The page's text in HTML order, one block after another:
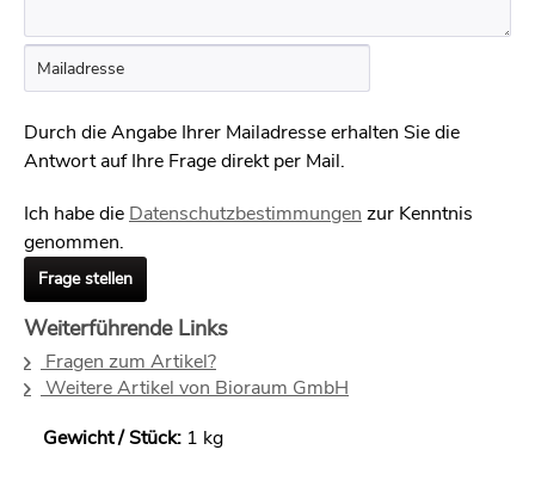
Durch die Angabe Ihrer Mailadresse erhalten Sie die
Antwort auf Ihre Frage direkt per Mail.
Ich habe die Datenschutzbestimmungen zur Kenntnis
genommen.
Frage stellen
Weiterführende Links
Fragen zum Artikel?
Weitere Artikel von Bioraum GmbH
Gewicht / Stück: 1 kg